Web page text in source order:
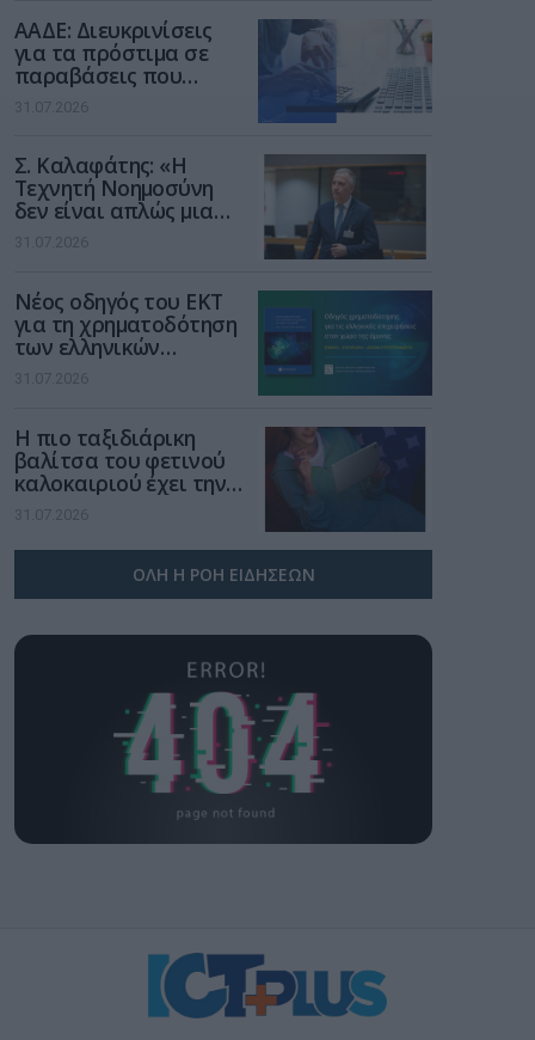
ΑΑΔΕ: Διευκρινίσεις
για τα πρόστιμα σε
παραβάσεις που
αφορούν τους ΦΗΜ
31.07.2026
Σ. Καλαφάτης: «Η
Τεχνητή Νοημοσύνη
δεν είναι απλώς μια
νέα τεχνολογία, είναι
μια νέα βιομηχανική
31.07.2026
Νέος οδηγός του ΕΚΤ
για τη χρηματοδότηση
των ελληνικών
επιχειρήσεων στον
χώρο της άμυνας
31.07.2026
Η πιο ταξιδιάρικη
βαλίτσα του φετινού
καλοκαιριού έχει την
υπογραφή της Xiaomi
31.07.2026
ΟΛΗ Η ΡΟΗ ΕΙΔΗΣΕΩΝ